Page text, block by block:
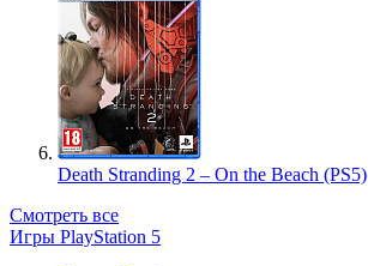
Death Stranding 2 – On the Beach (PS5)
Смотреть все
Игры PlayStation 5